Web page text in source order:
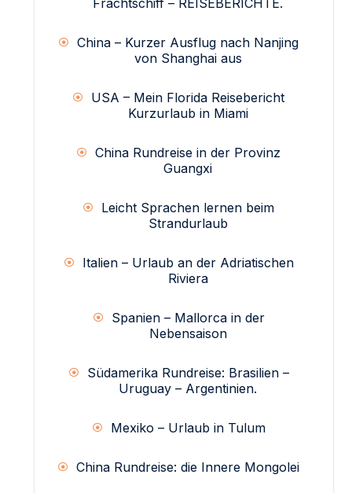
Frachtschiff – REISEBERICHTE.
China – Kurzer Ausflug nach Nanjing
von Shanghai aus
USA – Mein Florida Reisebericht
Kurzurlaub in Miami
China Rundreise in der Provinz
Guangxi
Leicht Sprachen lernen beim
Strandurlaub
Italien – Urlaub an der Adriatischen
Riviera
Spanien – Mallorca in der
Nebensaison
Südamerika Rundreise: Brasilien –
Uruguay – Argentinien.
Mexiko – Urlaub in Tulum
China Rundreise: die Innere Mongolei